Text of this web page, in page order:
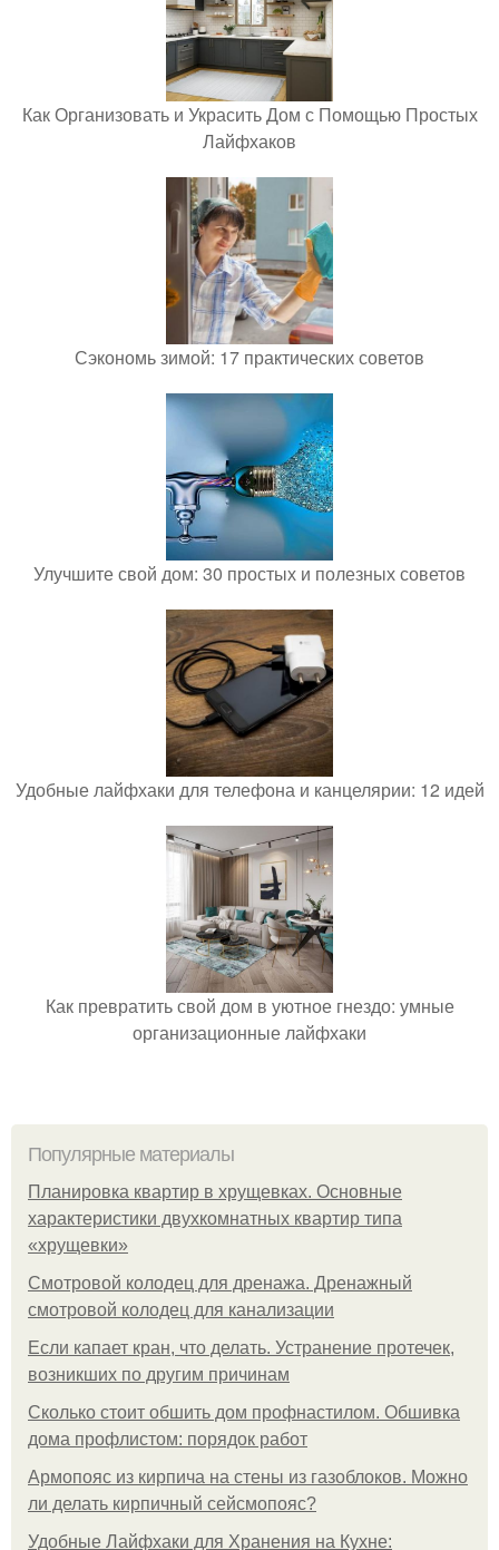
Как Организовать и Украсить Дом с Помощью Простых
Лайфхаков
Сэкономь зимой: 17 практических советов
Улучшите свой дом: 30 простых и полезных советов
Удобные лайфхаки для телефона и канцелярии: 12 идей
Как превратить свой дом в уютное гнездо: умные
организационные лайфхаки
Популярные материалы
Планировка квартир в хрущевках. Основные
характеристики двухкомнатных квартир типа
«хрущевки»
Смотровой колодец для дренажа. Дренажный
смотровой колодец для канализации
Если капает кран, что делать. Устранение протечек,
возникших по другим причинам
Сколько стоит обшить дом профнастилом. Обшивка
дома профлистом: порядок работ
Армопояс из кирпича на стены из газоблоков. Можно
ли делать кирпичный сейсмопояс?
Удобные Лайфхаки для Хранения на Кухне: